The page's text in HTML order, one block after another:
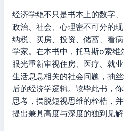
经济学绝不只是书本上的数字
政治、社会、心理密不可分的现
纳税、买房、投资、储蓄、看
学家。在本书中，托马斯o索维
眼光重新审视住房、医疗、就
生活息息相关的社会问题，抽
后的经济学逻辑。读毕此书，
思考，摆脱短视思维的桎梏，
提出兼具高度与深度的独到见解